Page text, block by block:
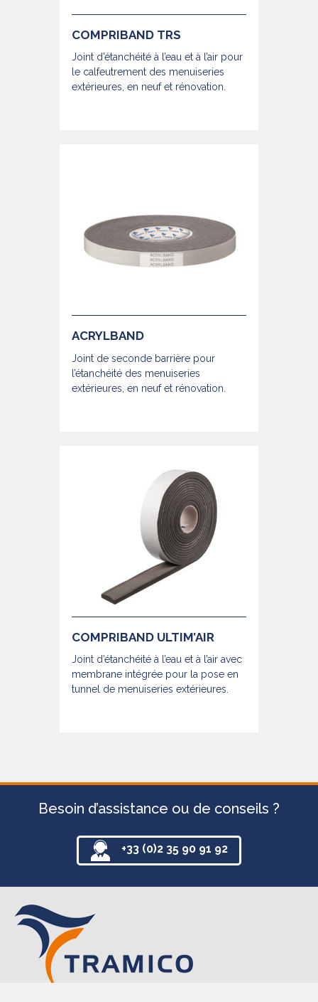
COMPRIBAND TRS
Joint d’étanchéité à l’eau et à l’air pour
le calfeutrement des menuiseries
extérieures, en neuf et rénovation.
ACRYLBAND
Joint de seconde barrière pour
l’étanchéité des menuiseries
extérieures, en neuf et rénovation.
COMPRIBAND ULTIM’AIR
Joint d’étanchéité à l’eau et à l’air avec
membrane intégrée pour la pose en
tunnel de menuiseries extérieures.
Besoin d’assistance ou de conseils ?
+33 (0)2 35 90 91 92